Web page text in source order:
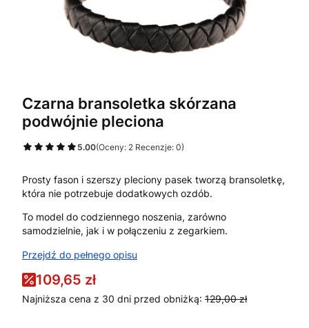
Czarna bransoletka skórzana
podwójnie pleciona
5.00(Oceny: 2 Recenzje: 0)
Prosty fason i szerszy pleciony pasek tworzą bransoletkę,
która nie potrzebuje dodatkowych ozdób.
To model do codziennego noszenia, zarówno
samodzielnie, jak i w połączeniu z zegarkiem.
Przejdź do pełnego opisu
109,65 zł
Najniższa cena z 30 dni przed obniżką: 129,00 zł